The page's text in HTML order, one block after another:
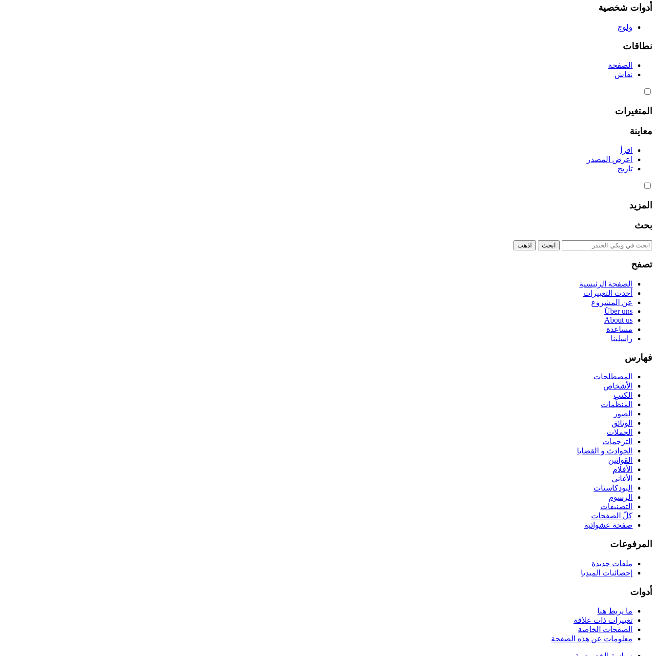
أدوات شخصية
ولوج
نطاقات
الصفحة
نقاش
المتغيرات
معاينة
اقرأ
اعرض المصدر
تاريخ
المزيد
بحث
تصفح
الصفحة الرئيسية
أحدث التغييرات
عن المشروع
Über uns
About us
مساعدة
راسلينا
فهارس
المصطلحات
الأشخاص
الكتب
المنظّمات
الصور
الوثائق
الحملات
الترجمات
الحوادث و القضايا
القوانين
الأفلام
الأغاني
البودكاستات
الرسوم
التصنيفات
كلّ الصفحات
صفحة عشوائية
المرفوعات
ملفات جديدة
إحصائيات الميديا
أدوات
ما يربط هنا
تغييرات ذات علاقة
الصفحات الخاصة
معلومات عن هذه الصفحة